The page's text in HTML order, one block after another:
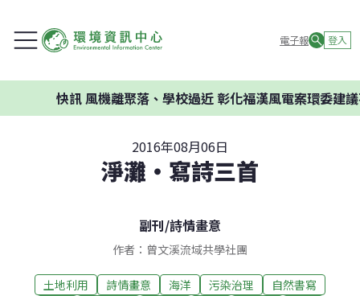
電子報 登入
風機離聚落、學校過近 彰化福漢風電案環委建議不應開
2016年08月06日
淨灘‧寫詩三首
副刊/詩情畫意
作者：曾文溪流域共學社團
土地利用 詩情畫意 海洋 污染治理
自然書寫